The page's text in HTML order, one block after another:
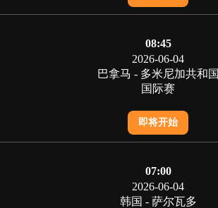
08:45
2026-06-04
巴拿马 - 多米尼加共和国
国际赛
即将开始
07:00
2026-06-04
韩国 - 萨尔瓦多